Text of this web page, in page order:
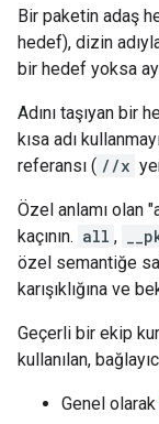
Bir paketin adaş
hedef), dizin
bir hedef yoksa
Adını taşıyan bir
kısa adı
referansı ( //x
Özel anlamı olan
kaçının. all ,
özel semantiğe
karışıklığına ve
Geçerli bir ekip
kullanılan,
Genel olarak